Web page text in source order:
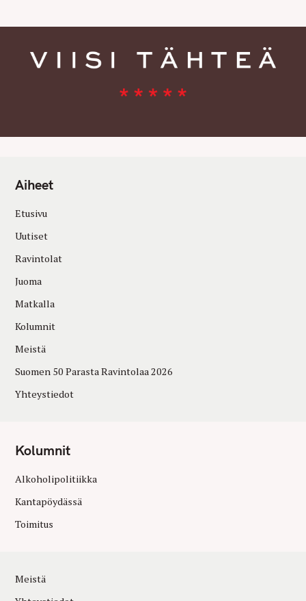
Aiheet
Etusivu
Uutiset
Ravintolat
Juoma
Matkalla
Kolumnit
Meistä
Suomen 50 Parasta Ravintolaa 2026
Yhteystiedot
Kolumnit
Alkoholipolitiikka
Kantapöydässä
Toimitus
Meistä